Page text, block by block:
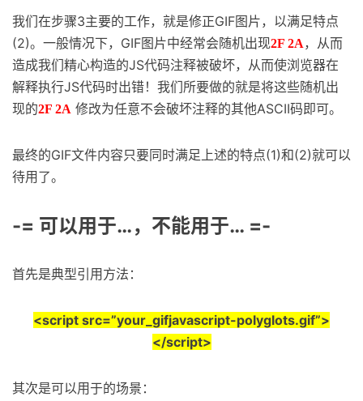
我们在步骤3主要的工作，就是修正GIF图片，以满足特点
(2)。一般情况下，GIF图片中经常会随机出现2F 2A，从而
造成我们精心构造的JS代码注释被破坏，从而使浏览器在
解释执行JS代码时出错！我们所要做的就是将这些随机出
现的2F 2A 修改为任意不会破坏注释的其他ASCII码即可。
最终的GIF文件内容只要同时满足上述的特点(1)和(2)就可以
待用了。
-= 可以用于…，不能用于… =-
首先是典型引用方法：
<script src=”your_gifjavascript-polyglots.gif”>
</script>
其次是可以用于的场景：